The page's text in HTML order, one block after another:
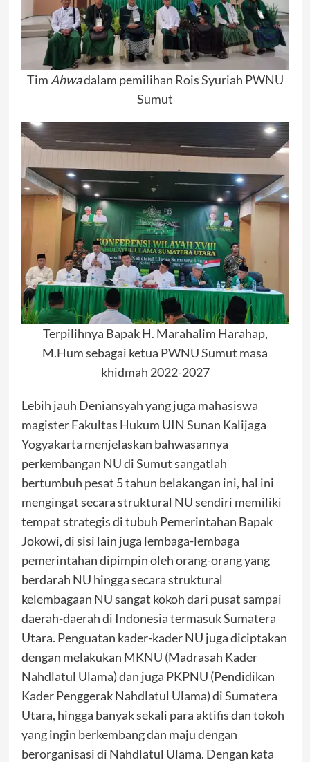
TimAhwadalam pemilihan Rois Syuriah PWNU
Sumut
Terpilihnya Bapak H. Marahalim Harahap,
M.Hum sebagai ketua PWNU Sumut masa
khidmah 2022-2027
Lebih jauh Deniansyah yang juga mahasiswa
magister Fakultas Hukum UIN Sunan Kalijaga
Yogyakarta menjelaskan bahwasannya
perkembangan NU di Sumut sangatlah
bertumbuh pesat 5 tahun belakangan ini, hal ini
mengingat secara struktural NU sendiri memiliki
tempat strategis di tubuh Pemerintahan Bapak
Jokowi, di sisi lain juga lembaga-lembaga
pemerintahan dipimpin oleh orang-orang yang
berdarah NU hingga secara struktural
kelembagaan NU sangat kokoh dari pusat sampai
daerah-daerah di Indonesia termasuk Sumatera
Utara. Penguatan kader-kader NU juga diciptakan
dengan melakukan MKNU (Madrasah Kader
Nahdlatul Ulama) dan juga PKPNU (Pendidikan
Kader Penggerak Nahdlatul Ulama) di Sumatera
Utara, hingga banyak sekali para aktifis dan tokoh
yang ingin berkembang dan maju dengan
berorganisasi di Nahdlatul Ulama. Dengan kata